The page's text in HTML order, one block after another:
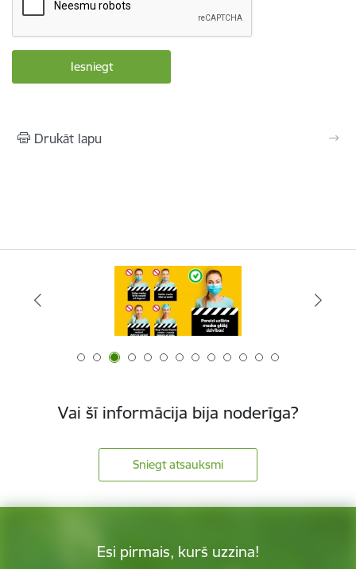
Drukāt lapu
Vai šī informācija bija noderīga?
Sniegt atsauksmi
Esi pirmais, kurš uzzina!